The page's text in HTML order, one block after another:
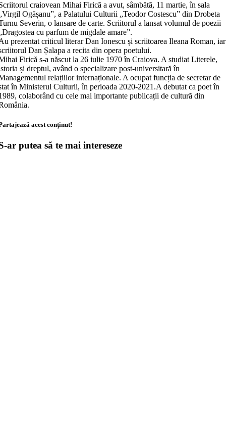
craiovean Mihai Firică a avut, sâmbătă, 11 martie, în sala
Ogășanu”, a Palatului Culturii „Teodor Costescu” din Drobeta
Severin, o lansare de carte. Scriitorul a lansat volumul de poezii
cu parfum de migdale amare”.
prezentat criticul literar Dan Ionescu și scriitoarea Ileana Roman, iar
Dan Șalapa a recita din opera poetului.
Firică s-a născut la 26 iulie 1970 în Craiova. A studiat Literele,
și dreptul, având o specializare post-universitară în
relațiilor internaționale. A ocupat funcția de secretar de
în Ministerul Culturii, în perioada 2020-2021.A debutat ca poet în
colaborând cu cele mai importante publicații de cultură din
acest conținut!
ar putea să te mai intereseze